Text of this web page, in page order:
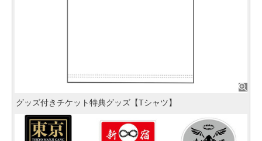
グッズ付きチケット特典グッズ【Tシャツ】